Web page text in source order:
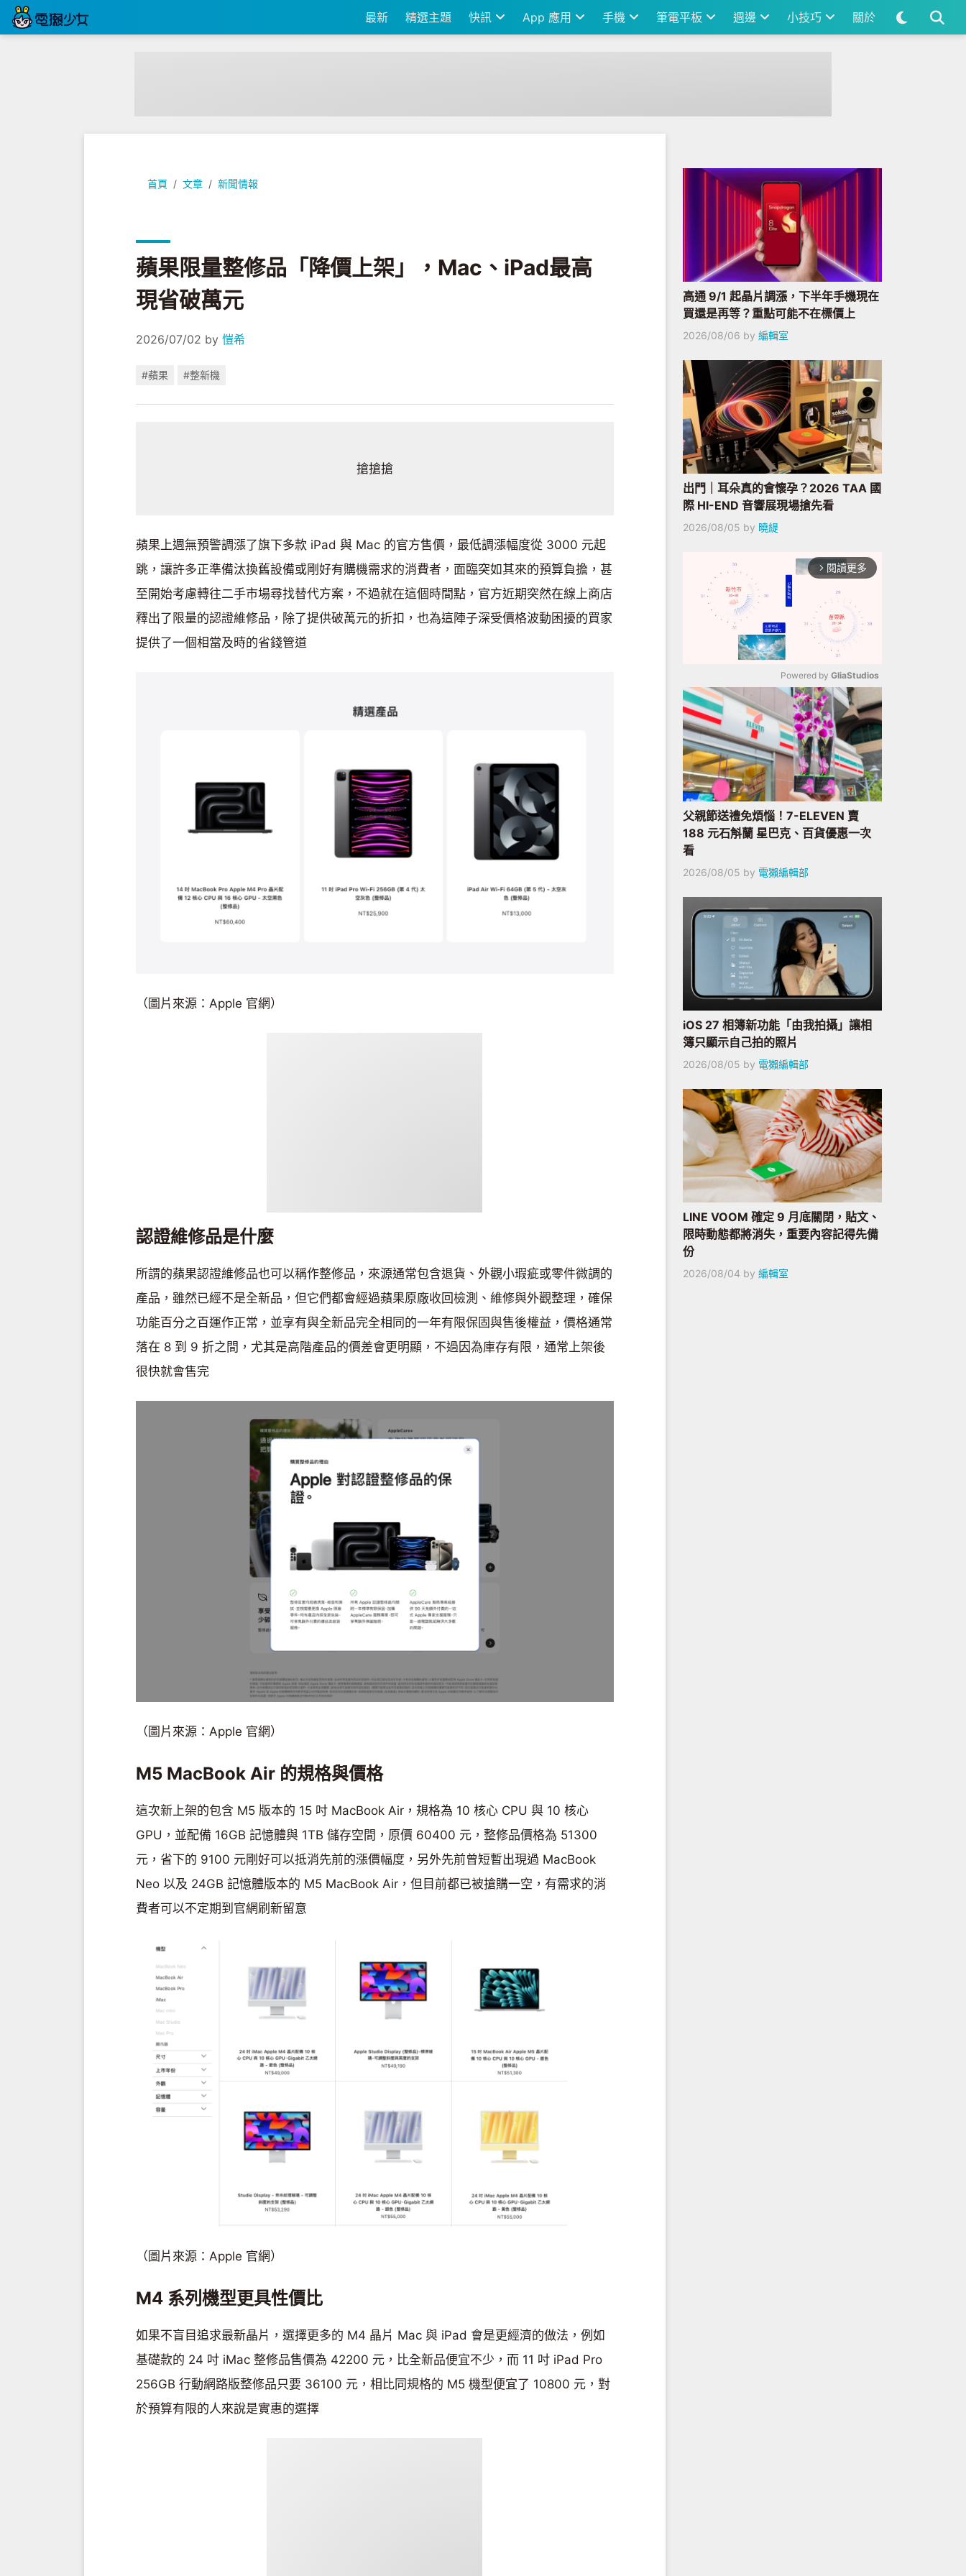
最新 精選主題 快訊 App 應用 手機 筆電平板 週邊 小技巧 關於
首頁 文章 新聞情報
蘋果限量整修品「降價上架」，Mac、iPad最高現省破萬元
蘋果限量整修品「降價上架」，Mac、iPad最高
現省破萬元
2026/07/02 by 愷希
#蘋果 #整新機
搶搶搶
蘋果上週無預警調漲了旗下多款 iPad 與 Mac 的官方售價，最低調漲幅度從 3000 元起
跳，讓許多正準備汰換舊設備或剛好有購機需求的消費者，面臨突如其來的預算負擔，甚
至開始考慮轉往二手市場尋找替代方案，不過就在這個時間點，官方近期突然在線上商店
釋出了限量的認證維修品，除了提供破萬元的折扣，也為這陣子深受價格波動困擾的買家
提供了一個相當及時的省錢管道
（圖片來源：Apple 官網）
認證維修品是什麼
所謂的蘋果認證維修品也可以稱作整修品，來源通常包含退貨、外觀小瑕疵或零件微調的
產品，雖然已經不是全新品，但它們都會經過蘋果原廠收回檢測、維修與外觀整理，確保
功能百分之百運作正常，並享有與全新品完全相同的一年有限保固與售後權益，價格通常
落在 8 到 9 折之間，尤其是高階產品的價差會更明顯，不過因為庫存有限，通常上架後
很快就會售完
（圖片來源：Apple 官網）
M5 MacBook Air 的規格與價格
這次新上架的包含 M5 版本的 15 吋 MacBook Air，規格為 10 核心 CPU 與 10 核心
GPU，並配備 16GB 記憶體與 1TB 儲存空間，原價 60400 元，整修品價格為 51300
元，省下的 9100 元剛好可以抵消先前的漲價幅度，另外先前曾短暫出現過 MacBook
Neo 以及 24GB 記憶體版本的 M5 MacBook Air，但目前都已被搶購一空，有需求的消
費者可以不定期到官網刷新留意
（圖片來源：Apple 官網）
M4 系列機型更具性價比
如果不盲目追求最新晶片，選擇更多的 M4 晶片 Mac 與 iPad 會是更經濟的做法，例如
基礎款的 24 吋 iMac 整修品售價為 42200 元，比全新品便宜不少，而 11 吋 iPad Pro
256GB 行動網路版整修品只要 36100 元，相比同規格的 M5 機型便宜了 10800 元，對
於預算有限的人來說是實惠的選擇
高通 9/1 起晶片調漲，下半年手機現在
買還是再等？重點可能不在標價上
2026/08/06 by 編輯室
出門｜耳朵真的會懷孕？2026 TAA 國
際 HI-END 音響展現場搶先看
2026/08/05 by 曉緹
arrow_forward_ios 閱讀更多
Mute
Powered by GliaStudios
父親節送禮免煩惱！7-ELEVEN 賣
188 元石斛蘭 星巴克、百貨優惠一次
看
2026/08/05 by 電獺編輯部
iOS 27 相簿新功能「由我拍攝」讓相
簿只顯示自己拍的照片
2026/08/05 by 電獺編輯部
LINE VOOM 確定 9 月底關閉，貼文、
限時動態都將消失，重要內容記得先備
份
2026/08/04 by 編輯室